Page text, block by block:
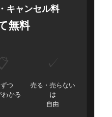
キャンセル料
無料
つ
わかる
✓
売る・売らない
は
自由